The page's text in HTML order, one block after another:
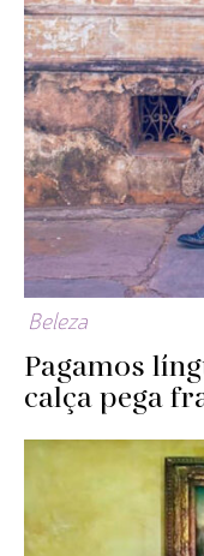
Beleza
Pagamos
calça pega